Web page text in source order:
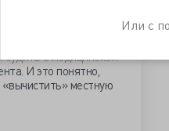
Или с
с участием
и заключения
медицинской
о медицинском
И это понятно,
местную